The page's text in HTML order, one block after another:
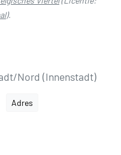
).
Nord (Innenstadt)
Adres